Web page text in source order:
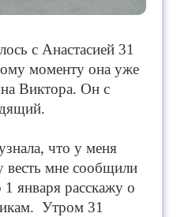
с Анастасией 31
моменту она уже
Виктора. Он с
что у меня
весть мне сообщили
января расскажу о
Утром 31